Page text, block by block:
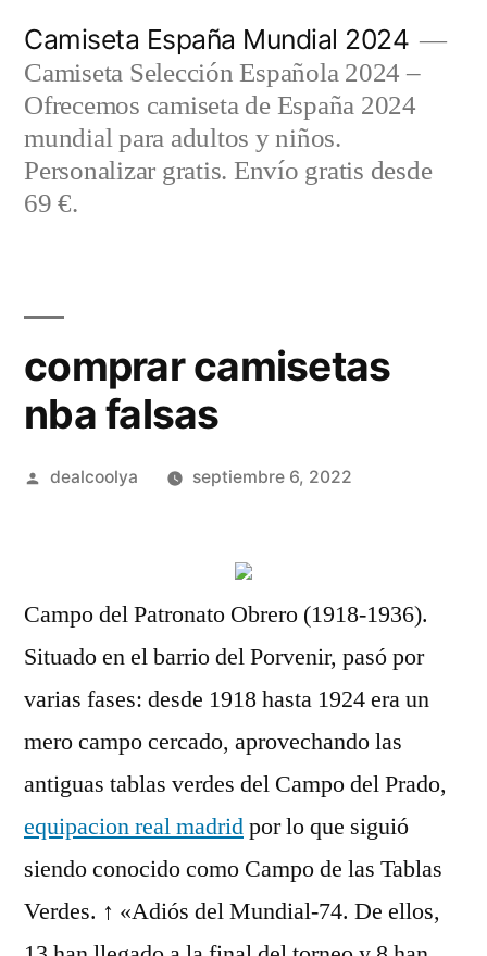
contenido
Camiseta España Mundial 2024
Camiseta Selección Española 2024 –
Ofrecemos camiseta de España 2024
mundial para adultos y niños.
Personalizar gratis. Envío gratis desde
69 €.
comprar camisetas
nba falsas
Publicado
dealcoolya septiembre 6, 2022
Campo del Patronato Obrero (1918-1936).
Situado en el barrio del Porvenir, pasó por
varias fases: desde 1918 hasta 1924 era un
mero campo cercado, aprovechando las
antiguas tablas verdes del Campo del Prado,
equipacion real madridpor lo que siguió
siendo conocido como Campo de las Tablas
Verdes. ↑ «Adiós del Mundial-74. De ellos,